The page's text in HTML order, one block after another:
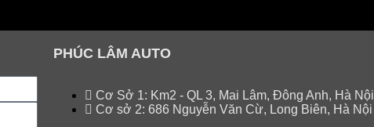
PHÚC LÂM AUTO
Cơ Sở 1: Km2 - QL 3, Mai Lâm, Đông Anh, Hà Nội
Cơ sở 2: 686 Nguyễn Văn Cừ, Long Biên, Hà Nội